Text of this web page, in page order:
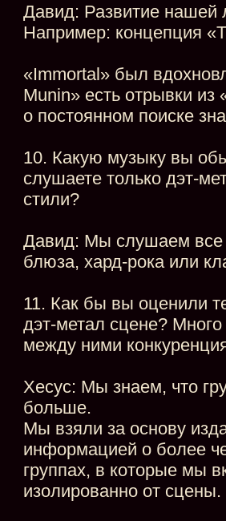
Давид: Развитие нашей
Например: концепция
«Immortal» был
Munin» есть отрывки
о постоянном поиске
10. Какую музыку вы
слушаете только дэт-
стили?
Давид: Мы слушаем все
блюза, хард-рока или
11. Как бы вы оценили
дэт-метал сцене?
между ними
Хесус: Мы знаем, что
больше.
Мы взяли за основу
информацией о более
группах, в которые мы
изолированно от сцены.